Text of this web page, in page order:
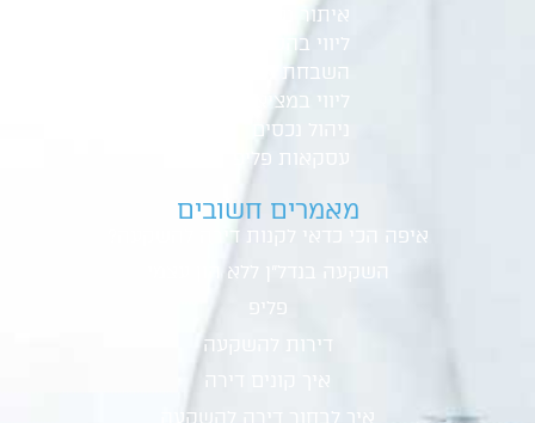
איתור נכסים
ליווי בהסכם רכישה
השבחת נכסים
ליווי במציאת שוכר
ניהול נכסים
עסקאות פליפ
מאמרים חשובים
איפה הכי כדאי לקנות דירה להשקעה
השקעה בנדל"ן ללא הון עצמי
פליפ
דירות להשקעה
איך קונים דירה
איך לבחור דירה להשקעה